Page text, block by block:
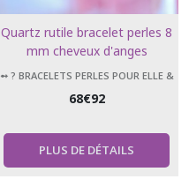
Quartz rutile bracelet perles 8
mm cheveux d'anges
➻ ? BRACELETS PERLES POUR ELLE &
68€92
PLUS DE DÉTAILS